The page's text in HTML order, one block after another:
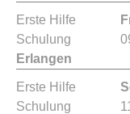
Erste Hilfe
Schulung
Erlangen
Erste Hilfe
Schulung